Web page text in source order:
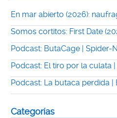
En mar abierto (2026):
Somos cortitos: First Date
Podcast: ButaCage | Spider-
Podcast: El tiro por la culata
Podcast: La butaca perdida |
Categorías